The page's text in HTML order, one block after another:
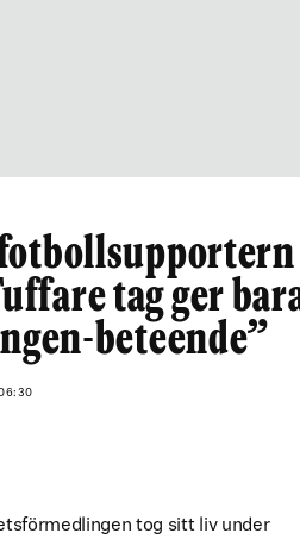
tag ger
beteende”
tog sitt liv under